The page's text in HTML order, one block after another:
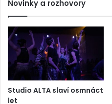
Novinky a rozhovory
Studio ALTA slaví osmnáct
let